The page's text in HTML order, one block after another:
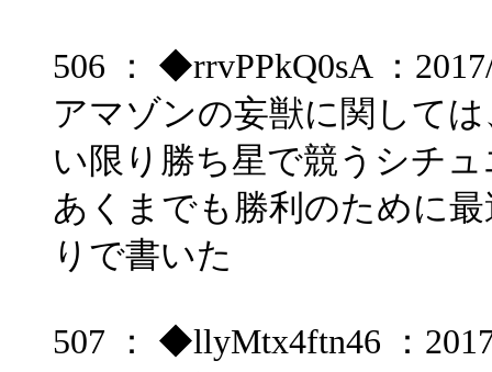
506 ： ◆rrvPPkQ0sA ：
アマゾンの妄獣に関して
い限り勝ち星で競うシチ
あくまでも勝利のために
りで書いた
507 ： ◆llyMtx4ftn46 ：